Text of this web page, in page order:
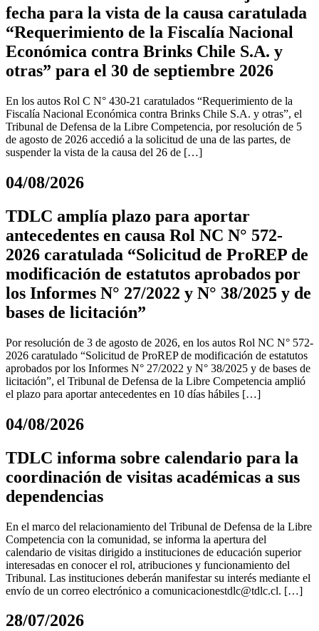
fecha para la vista de la causa caratulada
“Requerimiento de la Fiscalía Nacional
Económica contra Brinks Chile S.A. y
otras” para el 30 de septiembre 2026
En los autos Rol C N° 430-21 caratulados “Requerimiento de la
Fiscalía Nacional Económica contra Brinks Chile S.A. y otras”, el
Tribunal de Defensa de la Libre Competencia, por resolución de 5
de agosto de 2026 accedió a la solicitud de una de las partes, de
suspender la vista de la causa del 26 de […]
04/08/2026
TDLC amplía plazo para aportar
antecedentes en causa Rol NC N° 572-
2026 caratulada “Solicitud de ProREP de
modificación de estatutos aprobados por
los Informes N° 27/2022 y N° 38/2025 y de
bases de licitación”
Por resolución de 3 de agosto de 2026, en los autos Rol NC N° 572-
2026 caratulado “Solicitud de ProREP de modificación de estatutos
aprobados por los Informes N° 27/2022 y N° 38/2025 y de bases de
licitación”, el Tribunal de Defensa de la Libre Competencia amplió
el plazo para aportar antecedentes en 10 días hábiles […]
04/08/2026
TDLC informa sobre calendario para la
coordinación de visitas académicas a sus
dependencias
En el marco del relacionamiento del Tribunal de Defensa de la Libre
Competencia con la comunidad, se informa la apertura del
calendario de visitas dirigido a instituciones de educación superior
interesadas en conocer el rol, atribuciones y funcionamiento del
Tribunal. Las instituciones deberán manifestar su interés mediante el
envío de un correo electrónico a comunicacionestdlc@tdlc.cl. […]
28/07/2026